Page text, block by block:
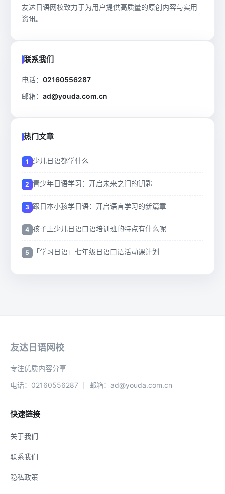
友达日语网校致力于为用户提供高质量的原创内容与实用
资讯。
联系我们
电话： 02160556287
邮箱： ad@youda.com.cn
热门文章
少儿日语都学什么
青少年日语学习：开启未来之门的钥匙
跟日本小孩学日语：开启语言学习的新篇章
孩子上少儿日语口语培训班的特点有什么呢
「学习日语」七年级日语口语活动课计划
友达日语网校
专注优质内容分享
电话：02160556287 ｜ 邮箱：ad@youda.com.cn
快速链接
关于我们
联系我们
隐私政策